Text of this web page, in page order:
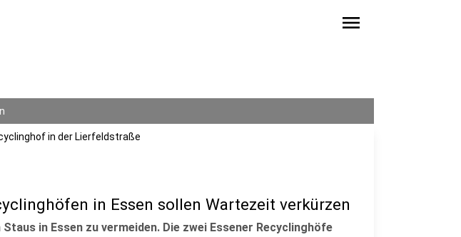
menu
in der Lierfeldstraße
in Essen sollen Wartezeit verkürzen
in Essen zu vermeiden. Die zwei Essener Recyclinghöfe